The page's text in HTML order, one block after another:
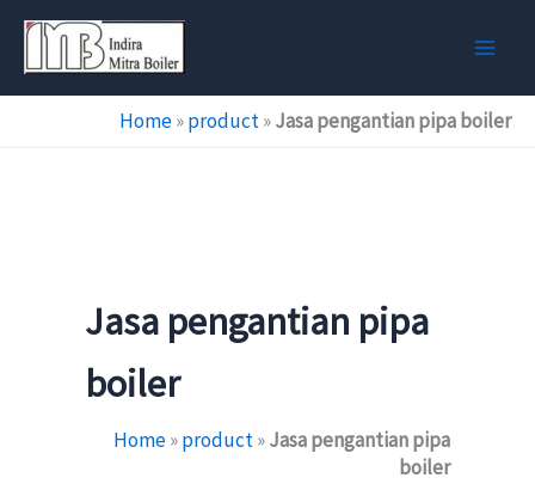
Skip
content
Home»product»Jasa pengantian pipa boiler
Jasa pengantian pipa
boiler
Home»product»Jasa pengantian pipa
boiler